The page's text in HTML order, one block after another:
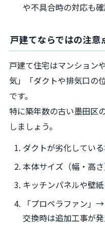
や不具合時の対応も確
戸建てならではの注意
戸建て住宅はマンション
気」「ダクトや排気口の
です。
特に築年数の古い墨田区
しましょう。
ダクトが劣化してい
本体サイズ（幅・高
キッチンパネルや壁
「プロペラファン」
交換時は追加工事が